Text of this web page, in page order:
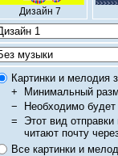
Дизайн 7
Картинки и мелодия
+
Минимальный
−
Необходимо будет
= Этот вид
читают почту
Все картинки и